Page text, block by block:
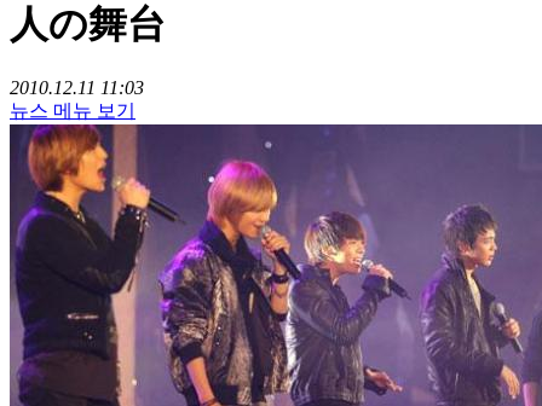
人の舞台
2010.12.11 11:03
뉴스 메뉴 보기